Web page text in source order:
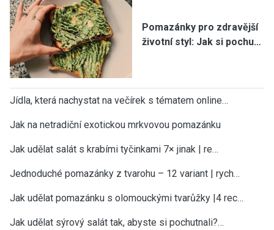
Pomazánky pro zdravější
životní styl: Jak si pochu…
Jídla, která nachystat na večírek s tématem online…
Jak na netradiční exotickou mrkvovou pomazánku
Jak udělat salát s krabími tyčinkami 7× jinak | re…
Jednoduché pomazánky z tvarohu – 12 variant | rych…
Jak udělat pomazánku s olomouckými tvarůžky |4 rec…
Jak udělat sýrový salát tak, abyste si pochutnali?…